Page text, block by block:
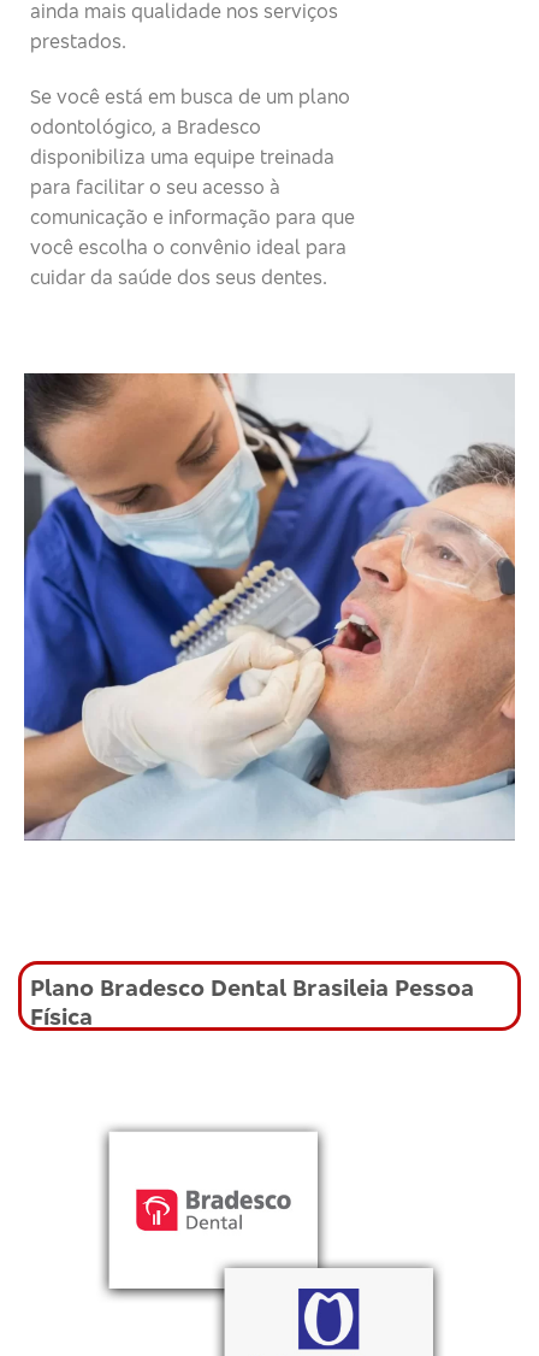
ainda mais qualidade nos serviços
prestados.
Se você está em busca de um plano
odontológico, a Bradesco
disponibiliza uma equipe treinada
para facilitar o seu acesso à
comunicação e informação para que
você escolha o convênio ideal para
cuidar da saúde dos seus dentes.
Plano Bradesco Dental Brasileia Pessoa
Física